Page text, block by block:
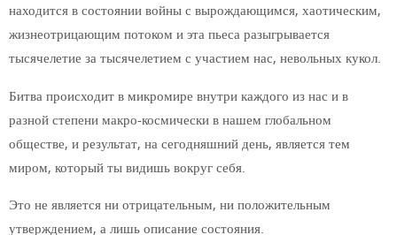
находится в состоянии войны с вырождающимся, хаотическим,
жизнеотрицающим потоком и эта пьеса разыгрывается
тысячелетие за тысячелетием с участием нас, невольных кукол.
Битва происходит в микромире внутри каждого из нас и в
разной степени макро-космически в нашем глобальном
обществе, и результат, на сегодняшний день, является тем
миром, который ты видишь вокруг себя.
Это не является ни отрицательным, ни положительным
утверждением, а лишь описание состояния.